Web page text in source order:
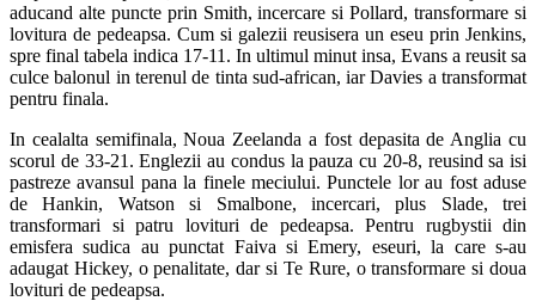
aducand alte puncte prin Smith, incercare si Pollard, transformare si
lovitura de pedeapsa. Cum si galezii reusisera un eseu prin Jenkins,
spre final tabela indica 17-11. In ultimul minut insa, Evans a reusit sa
culce balonul in terenul de tinta sud-african, iar Davies a transformat
pentru finala.
In cealalta semifinala, Noua Zeelanda a fost depasita de Anglia cu
scorul de 33-21. Englezii au condus la pauza cu 20-8, reusind sa isi
pastreze avansul pana la finele meciului. Punctele lor au fost aduse
de Hankin, Watson si Smalbone, incercari, plus Slade, trei
transformari si patru lovituri de pedeapsa. Pentru rugbystii din
emisfera sudica au punctat Faiva si Emery, eseuri, la care s-au
adaugat Hickey, o penalitate, dar si Te Rure, o transformare si doua
lovituri de pedeapsa.